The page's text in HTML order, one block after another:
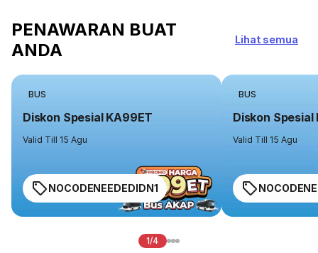
PENAWARAN BUAT
ANDA
Lihat semua
BUS
Diskon Spesial KA99ET
Valid Till 15 Agu
NOCODENEEDEDIDN1
BUS
Diskon Spesial
Valid Till 15 Agu
1/4